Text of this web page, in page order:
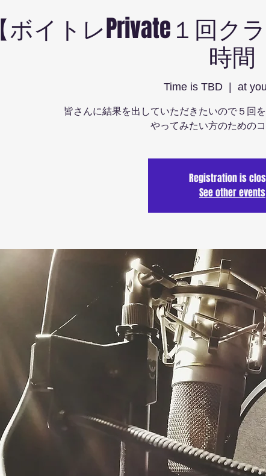
【ボイトレPrivate１回
時間
Time is TBD
  |
at
皆さんに結果を出していただきたいので５回
やってみたい方のためのコ
Registration is
See other events